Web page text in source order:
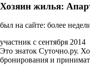
Хозяин жилья:
был на сайте: более
участник с сентября 2014
Это знаток Суточно.ру.
бронирования и